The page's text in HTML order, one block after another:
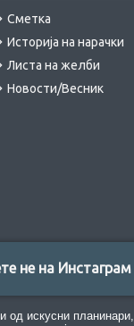
Сметка
Историја на нарачки
Листа на желби
Новости/Весник
не на Инстаграм
од искусни